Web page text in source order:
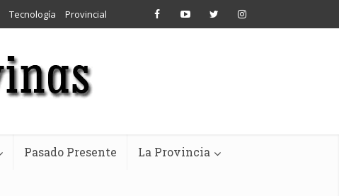
Tecnología Provincial
Pasado Presente La Provincia